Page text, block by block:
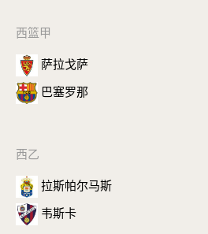
西篮甲
萨拉戈萨
巴塞罗那
西乙
拉斯帕尔马斯
韦斯卡